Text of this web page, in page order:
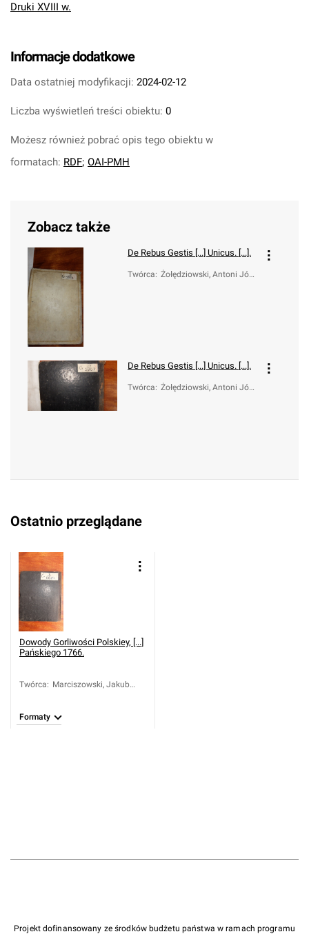
Druki XVIII w.
Informacje dodatkowe
Data ostatniej modyfikacji: 2024-02-12
Liczba wyświetleń treści obiektu: 0
Możesz również pobrać opis tego obiektu w
formatach: RDF; OAI-PMH
Zobacz także
De Rebus Gestis [...] Unicus. [...].
Twórca: Żołędziowski, Antoni Józe
De Rebus Gestis [...] Unicus. [...].
Twórca: Żołędziowski, Antoni Józe
Ostatnio przeglądane
Dowody Gorliwości Polskiey, [...]
Pańskiego 1766.
Twórca: Marciszowski, Jakub
Józef (1711-1783)
Formaty
Projekt dofinansowany ze środków budżetu państwa w ramach programu